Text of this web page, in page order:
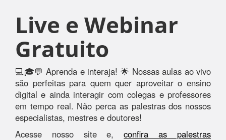
Live e Webinar
Gratuito
💻🎓💬 Aprenda e interaja! 🌟 Nossas aulas ao vivo
são perfeitas para quem quer aproveitar o ensino
digital e ainda interagir com colegas e professores
em tempo real. Não perca as palestras dos nossos
especialistas, mestres e doutores!
Acesse nosso site e,confira as palestras